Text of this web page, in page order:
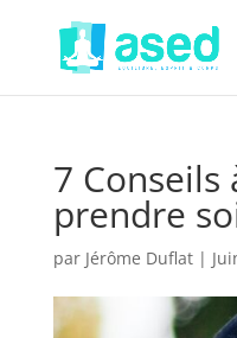
7
prendre
par Jérôme Duflat|